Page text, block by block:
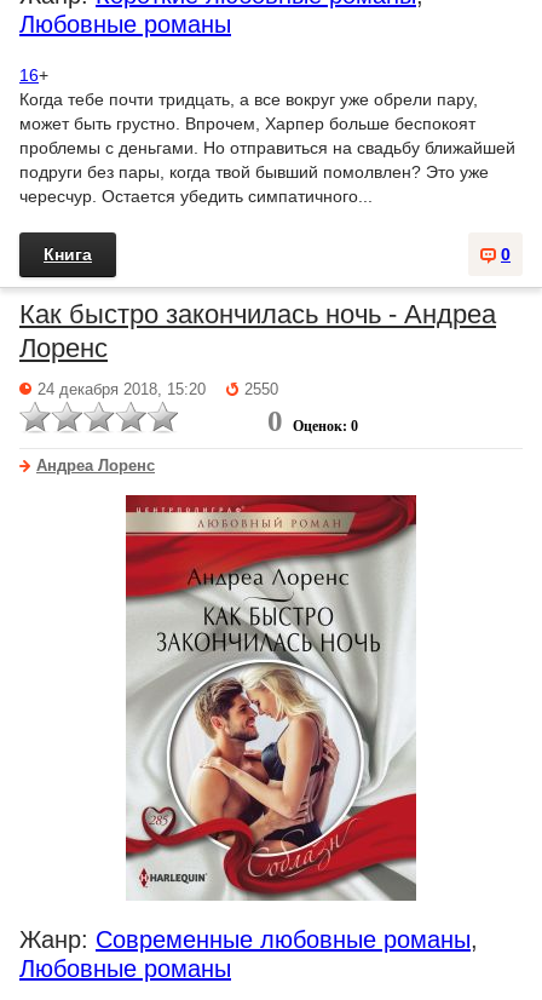
Любовные романы
16+
Когда тебе почти тридцать, а все вокруг уже обрели пару,
может быть грустно. Впрочем, Харпер больше беспокоят
проблемы с деньгами. Но отправиться на свадьбу ближайшей
подруги без пары, когда твой бывший помолвлен? Это уже
чересчур. Остается убедить симпатичного...
0
Книга
Как быстро закончилась ночь - Андреа
Лоренс
24 декабря 2018, 15:20 2550
0 Оценок: 0
Андреа Лоренс
Жанр: Современные любовные романы,
Любовные романы